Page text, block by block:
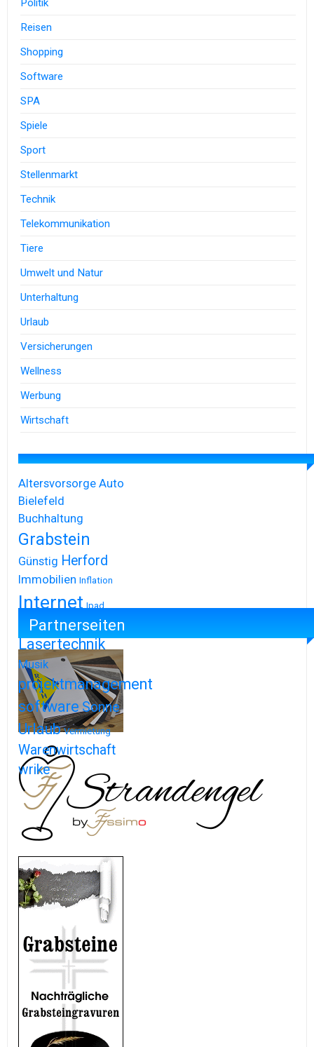
Politik
Reisen
Shopping
Software
SPA
Spiele
Sport
Stellenmarkt
Technik
Telekommunikation
Tiere
Umwelt und Natur
Unterhaltung
Urlaub
Versicherungen
Wellness
Werbung
Wirtschaft
Altersvorsorge Auto
Bielefeld
Buchhaltung
Grabstein
Günstig Herford
Immobilien Inflation
Internet Ipad
Iphone
Lasertechnik
Musik
projektmanagement
softwareSonne
Urlaub Vermietung
Warenwirtschaft
wrike
Partnerseiten